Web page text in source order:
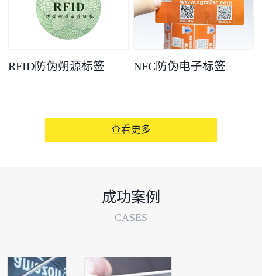
RFID防伪朔源标签 NFC防伪电子标签
查看更多
成功案例
CASES